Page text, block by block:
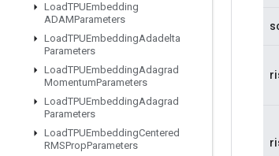
LoadTPUEmbedding
ADAMParameters
LoadTPUEmbeddingAdadelta
Parameters
LoadTPUEmbeddingAdagrad
MomentumParameters
LoadTPUEmbeddingAdagrad
Parameters
LoadTPUEmbeddingCentered
RMSPropParameters